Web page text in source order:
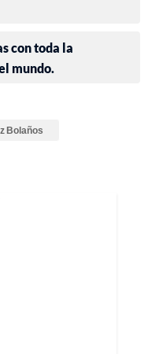
con toda la
mundo.
Bolaños